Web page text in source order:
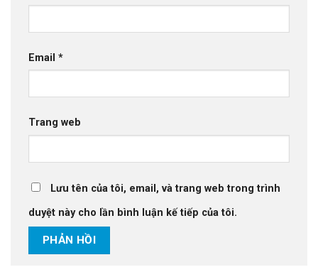
Email *
Trang web
Lưu tên của tôi, email, và trang web trong trình
duyệt này cho lần bình luận kế tiếp của tôi.